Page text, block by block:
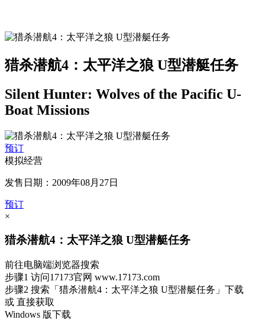
猎杀潜航4：太平洋之狼 U型潜艇任务
Silent Hunter: Wolves of the Pacific U-
Boat Missions
预订
模拟经营
发售日期：2009年08月27日
预订
×
猎杀潜航4：太平洋之狼 U型潜艇任务
前往电脑端浏览器搜索
步骤1 访问17173官网 www.17173.com
步骤2 搜索 「猎杀潜航4：太平洋之狼 U型潜艇任务」 下载
或 直接获取
Windows 版下载